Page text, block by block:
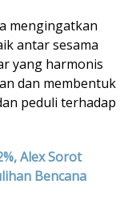
mengingatkan
antar sesama
yang harmonis
dan membentuk
peduli terhadap
Alex Sorot
Bencana